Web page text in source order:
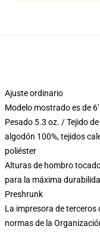
Ajuste ordinario
Modelo mostrado es de
Pesado 5.3 oz. / Tejido
algodón 100%, tejidos
poliéster
Alturas de hombro
para la máxima
Preshrunk
La impresora de terceros
normas de la